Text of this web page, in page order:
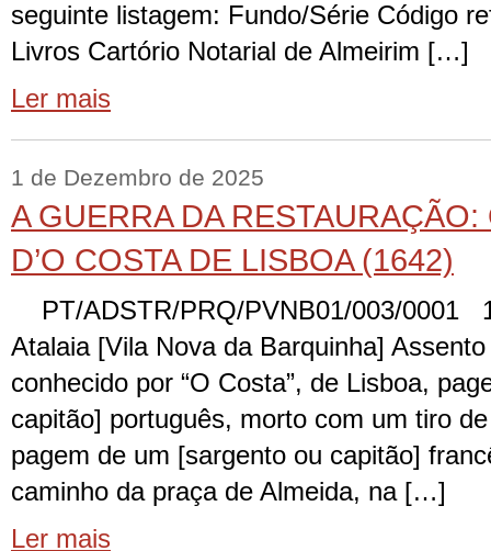
seguinte listagem: Fundo/Série Código
Livros Cartório Notarial de Almeirim […]
Ler mais
1 de Dezembro de 2025
A GUERRA DA
D’O COSTA DE LISBOA (1642)
PT/ADSTR/PRQ/PVNB01/003/0001
Atalaia [Vila Nova da Barquinha]
conhecido por “O Costa”, de Lisboa,
capitão] português, morto com um tiro
pagem de um [sargento ou capitão]
caminho da praça de Almeida, na […]
Ler mais